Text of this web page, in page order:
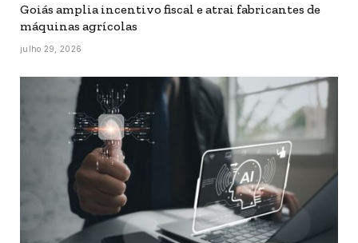
Goiás amplia incentivo fiscal e atrai fabricantes de
máquinas agrícolas
julho 29, 2026